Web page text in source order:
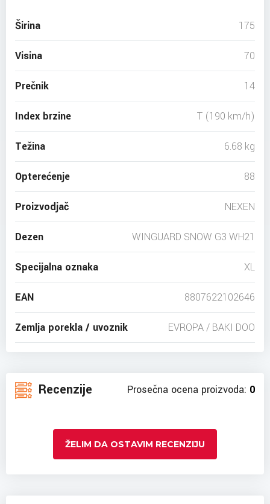
Širina 175
Visina 70
Prečnik 14
Index brzine T (190 km/h)
Težina 6.68 kg
Opterećenje 88
Proizvodjač NEXEN
Dezen WINGUARD SNOW G3 WH21
Specijalna oznaka XL
EAN 8807622102646
Zemlja porekla / uvoznik EVROPA / BAKI DOO
Recenzije Prosečna ocena proizvoda: 0
ŽELIM DA OSTAVIM RECENZIJU